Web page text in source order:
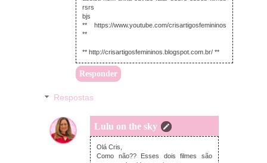
rsrs
bjs
** https://www.youtube.com/crisartigosfemininos
**
** http://crisartigosfemininos.blogspot.com.br/ **
Responder
Respostas
Lulu on the sky
quinta-feira, março 12, 2015
Olá Cris,
Como não?? Esses dois filmes são